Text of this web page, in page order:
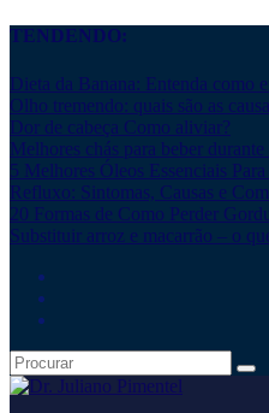
TENDENDO:
Dieta da Banana: Entenda como
Olho tremendo: quais são as
Dor de cabeça Como aliviar?
Melhores chás para beber
5 Melhores Óleos Essenciais
Refluxo: Sintomas, Causas e
20 Formas de Como Perder
Substituir arroz e macarrão – o